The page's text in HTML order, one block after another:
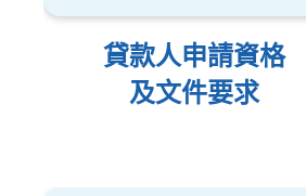
貸款人申請資格
及文件要求